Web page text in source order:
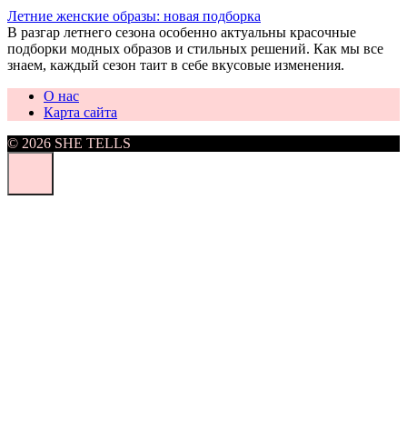
Летние женские образы: новая подборка
В разгар летнего сезона особенно актуальны красочные
подборки модных образов и стильных решений. Как мы все
знаем, каждый сезон таит в себе вкусовые изменения.
О нас
Карта сайта
© 2026 SHE TELLS